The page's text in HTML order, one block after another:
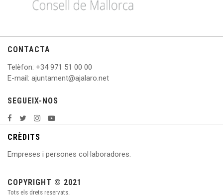
CONTACTA
Telèfon: +34 971 51 00 00
E-mail: ajuntament@ajalaro.net
SEGUEIX-NOS
CRÈDITS
Empreses i persones col·laboradores.
COPYRIGHT © 2021
Tots els drets reservats.